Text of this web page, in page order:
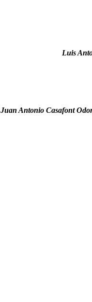
Luis
Juan Antonio Casafont